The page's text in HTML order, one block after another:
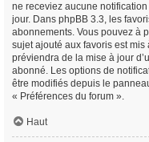
ne receviez aucune
jour. Dans phpBB 3.3, les
abonnements. Vous pouvez à
sujet ajouté aux favoris est mis
préviendra de la mise à jour
abonné. Les options de
être modifiés depuis le
« Préférences du forum ».
Haut